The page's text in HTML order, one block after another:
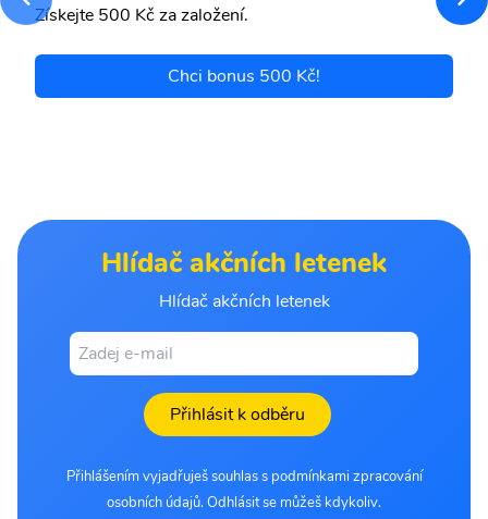
Získejte 500 Kč za založení.
Chci bonus 500 Kč!
Hlídač akčních letenek
Hlídač akčních letenek
Přihlásit k odběru
Přihlášením vyjadřuješ souhlas s podmínkami zpracování
osobních údajů. Odhlásit se můžeš kdykoliv.